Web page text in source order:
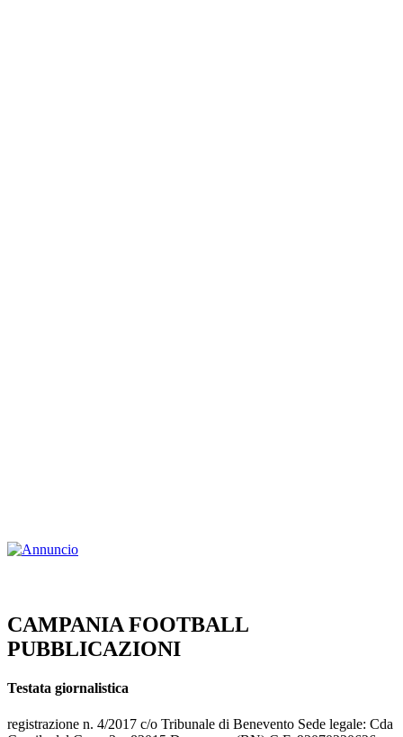
CAMPANIA FOOTBALL
PUBBLICAZIONI
Testata giornalistica
registrazione n. 4/2017 c/o Tribunale di Benevento Sede legale: Cda